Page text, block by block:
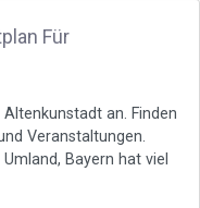
Für
an. Finden
Veranstaltungen.
Bayern hat viel